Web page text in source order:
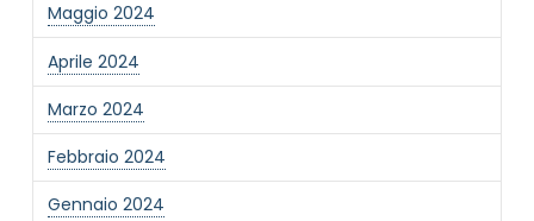
Maggio 2024
Aprile 2024
Marzo 2024
Febbraio 2024
Gennaio 2024
Informativa Privacy
Ho preso visione dell'informativa privacy
Privacy Policy completa
Newsletter
Desidero rimanere aggiornato sulle ultime
novità dell'Associazione tramite l'iscrizione alla
newsletter